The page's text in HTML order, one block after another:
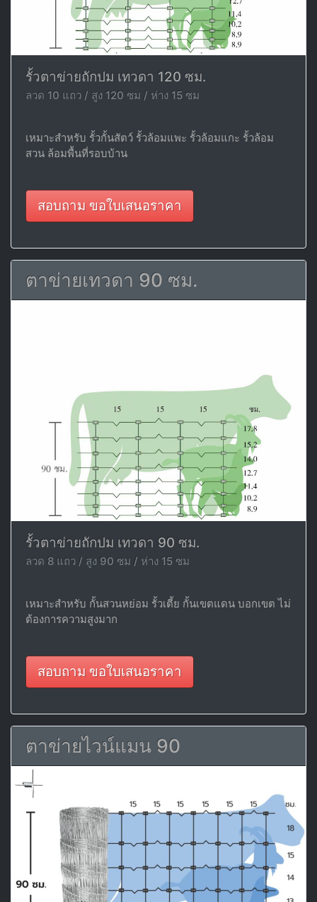
รั้วตาข่ายถักปม เทวดา 120 ซม.
ลวด 10 แถว / สูง 120 ซม / ห่าง 15 ซม
เหมาะสำหรับ รั้วกั้นสัตว์ รั้วล้อมแพะ รั้วล้อมแกะ รั้วล้อม
สวน ล้อมพื้นที่รอบบ้าน
สอบถาม ขอใบเสนอราคา
ตาข่ายเทวดา 90 ซม.
รั้วตาข่ายถักปม เทวดา 90 ซม.
ลวด 8 แถว / สูง 90 ซม / ห่าง 15 ซม
เหมาะสำหรับ กั้นสวนหย่อม รั้วเตี้ย กั้นเขตแดน บอกเขต ไม่
ต้องการความสูงมาก
สอบถาม ขอใบเสนอราคา
ตาข่ายไวน์แมน 90